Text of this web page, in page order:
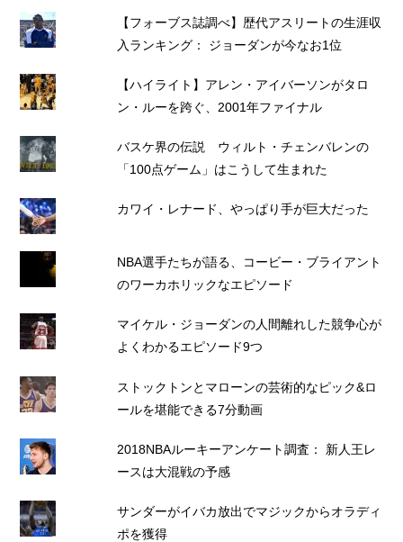
【フォーブス誌調べ】歴代アスリートの生涯収
入ランキング： ジョーダンが今なお1位
【ハイライト】アレン・アイバーソンがタロ
ン・ルーを跨ぐ、2001年ファイナル
バスケ界の伝説 ウィルト・チェンバレンの
「100点ゲーム」はこうして生まれた
カワイ・レナード、やっぱり手が巨大だった
NBA選手たちが語る、コービー・ブライアント
のワーカホリックなエピソード
マイケル・ジョーダンの人間離れした競争心が
よくわかるエピソード9つ
ストックトンとマローンの芸術的なピック&ロ
ールを堪能できる7分動画
2018NBAルーキーアンケート調査： 新人王レ
ースは大混戦の予感
サンダーがイバカ放出でマジックからオラディ
ポを獲得